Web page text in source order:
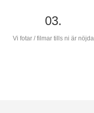
03.
Vi fotar / filmar tills ni är nöjda